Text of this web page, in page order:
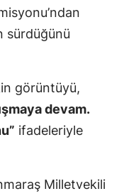
sürdüğünü
görüntüyü,
devam.
ifadeleriyle
Milletvekili